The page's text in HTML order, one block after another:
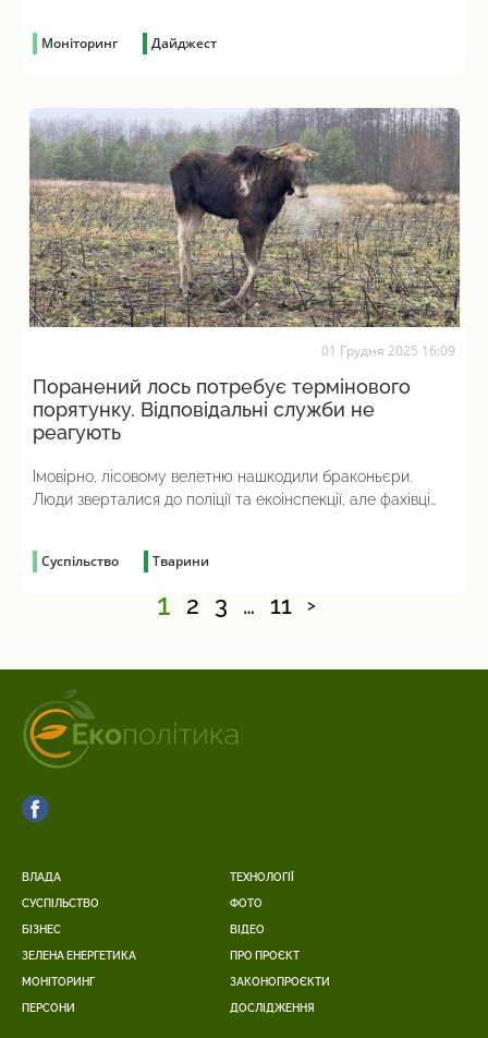
Моніторинг Дайджест
01 Грудня 2025 16:09
Поранений лось потребує термінового
порятунку. Відповідальні служби не
реагують
Імовірно, лісовому велетню нашкодили браконьєри.
Люди зверталися до поліції та екоінспекції, але фахівці
Суспільство Тварини
1 2 3 … 11 >
ВЛАДА
СУСПІЛЬСТВО
БІЗНЕС
ЗЕЛЕНА ЕНЕРГЕТИКА
МОНІТОРИНГ
ПЕРСОНИ
ТЕХНОЛОГІЇ
ФОТО
ВІДЕО
ПРО ПРОЄКТ
ЗАКОНОПРОЄКТИ
ДОСЛІДЖЕННЯ